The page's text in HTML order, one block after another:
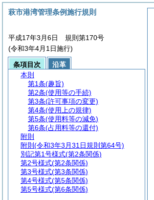
萩市港湾管理条例施行規則
平成17年3月6日 規則第170号
(令和3年4月1日施行)
条項目次
沿革
本則
第1条(趣旨)
第2条(使用等の手続)
第3条(許可事項の変更)
第4条(使用上の規律)
第5条(使用料等の減免)
第6条(占用料等の還付)
附則
附則 (令和3年3月31日規則第64号)
別記第1号様式(第2条関係)
第2号様式(第2条関係)
第3号様式(第3条関係)
第4号様式(第5条関係)
第5号様式(第6条関係)